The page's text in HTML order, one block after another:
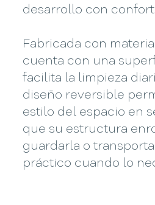
desarrollo con
Fabricada con
cuenta con una
facilita la limpieza
diseño reversible
estilo del espacio en
que su estructura
guardarla o
práctico cuando lo